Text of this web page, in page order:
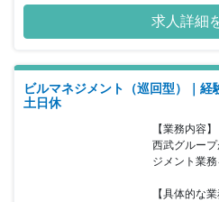
ととなりました。 一度に担当する
つに集中でき、残業も少なめで、休
保守・メンテナンスがメインですが
は全国各地にあるので、その土地に
に移すことができます。 朝日新聞
その地域に合わせた不動産開発を通
ど、 ゆとりもやりがいも感じられる
求人詳細
ビルマネジメント（巡回型）｜
土日休
【業務内容】
西武グルー
ジメント業務
【具体的な業